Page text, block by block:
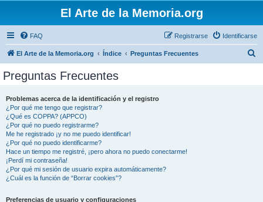
El Arte de la Memoria.org
FAQ Identificarse
Registrarse
El Arte de la Memoria.org Índice Preguntas Frecuentes
Preguntas Frecuentes
Problemas acerca de la identificación y el registro
¿Por qué me tengo que registrar?
¿Qué es COPPA? (APPCO)
¿Por qué no puedo registrarme?
Me he registrado ¡y no me puedo identificar!
¿Por qué no puedo identificarme?
Hace un tiempo me registré, ¡pero ahora no puedo conectarme!
¡Perdí mi contraseña!
¿Por qué mi sesión de usuario expira automáticamente?
¿Cuál es la función de “Borrar cookies”?
Preferencias de usuario y configuraciones